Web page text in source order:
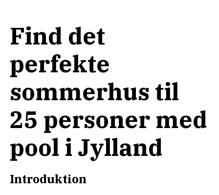
Find det
perfekte
sommerhus til
25 personer med
pool i Jylland
Introduktion